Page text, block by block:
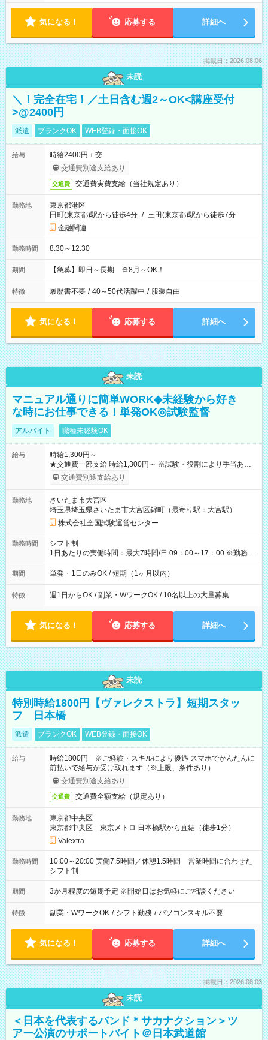
気になる！ 応募する 詳細へ
掲載日：2026.08.06
未読
＼！完全在宅！／土日含む週2～OK<講座受付
>@2400円
派遣 ブランクOK WEB登録・面接OK
給与
時給2400円＋交
交通費別途支給あり
交通費 交通費実費支給（当社規定あり）
勤務地
東京都港区
田町(東京都)駅から徒歩4分 / 三田(東京都)駅から徒歩7分
金融関連
勤務時間 8:30～12:30
期間 【急募】即日～長期 ※8月～OK！
特徴 履歴書不要 / 40～50代活躍中 / 服装自由
気になる！ 応募する 詳細へ
未読
マニュアル通りに簡単WORK◆未経験から好き
な時にお仕事できる！単発OK◎試験監督
アルバイト 職種未経験OK
給与
時給1,300円～
★交通費一部支給 時給1,300円～ ※試験・役割により手当あり
※勤務回数により昇給あり 【即給（前払い）オプションあ
り！】 希望される場合、勤務から1週間ほどで給与の一部を受け
例】 ・河合塾模擬試験 8:30～17:30（休憩1時間） 時給1,300円
×8時間＝日収10,400円＋交通費 ※当日の役割により時給＋100
円の場合あり ・国家試験 7:00～13:30（休憩なし） 時給1,300
円（役割手当＋100円）×6時間＝日収8,400円＋交通費 【試用期
間】試用期間なし
交通費別途支給あり
勤務地
さいたま市大宮区
埼玉県埼玉県さいたま市大宮区錦町（最寄り駅：大宮駅）
株式会社全国試験運営センター
勤務時間
シフト制
1日あたりの実働時間：最大7時間/日 09：00～17：00 ※勤務時
間は 試験により異なります。
期間 単発・1日のみOK / 短期（1ヶ月以内）
特徴 週1日からOK / 副業・WワークOK / 10名以上の大量募集
気になる！ 応募する 詳細へ
未読
特別時給1800円【ヴァレクストラ】短期スタッ
フ 日本橋
派遣 ブランクOK WEB登録・面接OK
給与
時給1800円 ※ご経験・スキルにより優遇 スマホでかんたんに
前払いで給与が受け取れます（※上限、条件あり）
交通費別途支給あり
交通費 交通費全額支給（規定あり）
勤務地
東京都中央区
東京都中央区 東京メトロ 日本橋駅から直結（徒歩1分）
Valextra
勤務時間
10:00～20:00 実働7.5時間／休憩1.5時間 営業時間に合わせた
シフト制
期間 3か月程度の短期予定 ※開始日はお気軽にご相談ください
特徴 副業・WワークOK / シフト勤務 / パソコンスキル不要
気になる！ 応募する 詳細へ
掲載日：2026.08.03
未読
＜日本を代表するバンド＊サカナクション＞ツ
アー公演のサポートバイト＠日本武道館